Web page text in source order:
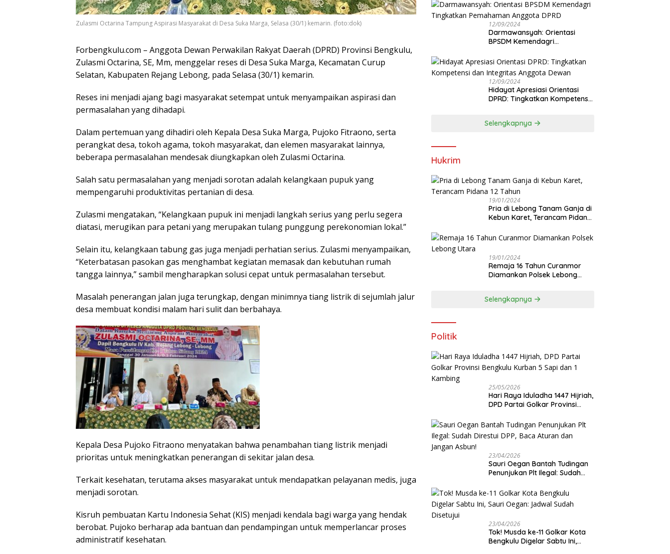
Zulasmi Octarina Tampung Aspirasi Masyarakat di Desa Suka Marga, Selasa (30/1) kemarin. (foto:dok)
Forbengkulu.com – Anggota Dewan Perwakilan Rakyat Daerah (DPRD) Provinsi Bengkulu,
Zulasmi Octarina, SE, Mm, menggelar reses di Desa Suka Marga, Kecamatan Curup
Selatan, Kabupaten Rejang Lebong, pada Selasa (30/1) kemarin.
Reses ini menjadi ajang bagi masyarakat setempat untuk menyampaikan aspirasi dan
permasalahan yang dihadapi.
Dalam pertemuan yang dihadiri oleh Kepala Desa Suka Marga, Pujoko Fitraono, serta
perangkat desa, tokoh agama, tokoh masyarakat, dan elemen masyarakat lainnya,
beberapa permasalahan mendesak diungkapkan oleh Zulasmi Octarina.
Salah satu permasalahan yang menjadi sorotan adalah kelangkaan pupuk yang
mempengaruhi produktivitas pertanian di desa.
Zulasmi mengatakan, “Kelangkaan pupuk ini menjadi langkah serius yang perlu segera
diatasi, merugikan para petani yang merupakan tulang punggung perekonomian lokal.”
Selain itu, kelangkaan tabung gas juga menjadi perhatian serius. Zulasmi menyampaikan,
“Keterbatasan pasokan gas menghambat kegiatan memasak dan kebutuhan rumah
tangga lainnya,” sambil mengharapkan solusi cepat untuk permasalahan tersebut.
Masalah penerangan jalan juga terungkap, dengan minimnya tiang listrik di sejumlah jalur
desa membuat kondisi malam hari sulit dan berbahaya.
Kepala Desa Pujoko Fitraono menyatakan bahwa penambahan tiang listrik menjadi
prioritas untuk meningkatkan penerangan di sekitar jalan desa.
Terkait kesehatan, terutama akses masyarakat untuk mendapatkan pelayanan medis, juga
menjadi sorotan.
Kisruh pembuatan Kartu Indonesia Sehat (KIS) menjadi kendala bagi warga yang hendak
berobat. Pujoko berharap ada bantuan dan pendampingan untuk memperlancar proses
administratif kesehatan.
DPRD
12/09/2024
Darmawansyah: Orientasi
BPSDM Kemendagri
Anggota DPRD
12/09/2024
Hidayat Apresiasi Orientasi
DPRD: Tingkatkan Kompetensi
Selengkapnya
Hukrim
19/01/2024
Pria di Lebong Tanam Ganja di
Kebun Karet, Terancam Pidana
19/01/2024
Remaja 16 Tahun Curanmor
Diamankan Polsek Lebong
Selengkapnya
Politik
25/05/2026
Hari Raya Iduladha 1447 Hijriah,
DPD Partai Golkar Provinsi
Kambing
23/04/2026
Sauri Oegan Bantah Tudingan
Penunjukan Plt Ilegal: Sudah
Jangan Asbun!
23/04/2026
‎Tok! Musda ke-11 Golkar Kota
Bengkulu Digelar Sabtu Ini,